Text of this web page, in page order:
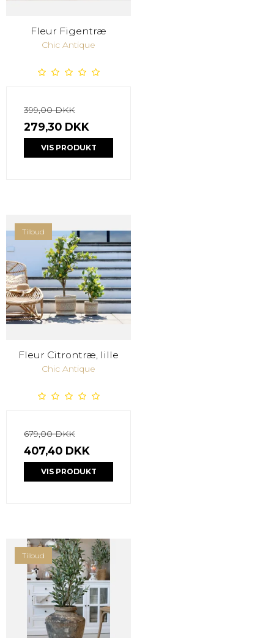
Fleur Figentræ
Chic Antique
399,00 DKK
279,30 DKK
VIS PRODUKT
Tilbud
Fleur Citrontræ, lille
Chic Antique
679,00 DKK
407,40 DKK
VIS PRODUKT
Tilbud